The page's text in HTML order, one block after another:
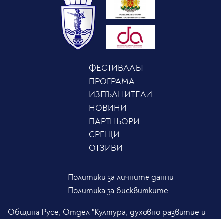
ФЕСТИВАЛЪТ
ПРОГРАМА
ИЗПЪЛНИТЕЛИ
НОВИНИ
ПАРТНЬОРИ
СРЕЩИ
ОТЗИВИ
Политики за личните данни
Политика за бисквитките
Община Русе, Отдел "Култура, духовно развитие и